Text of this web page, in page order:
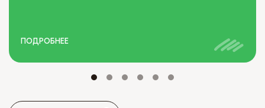
ПОДРОБНЕЕ